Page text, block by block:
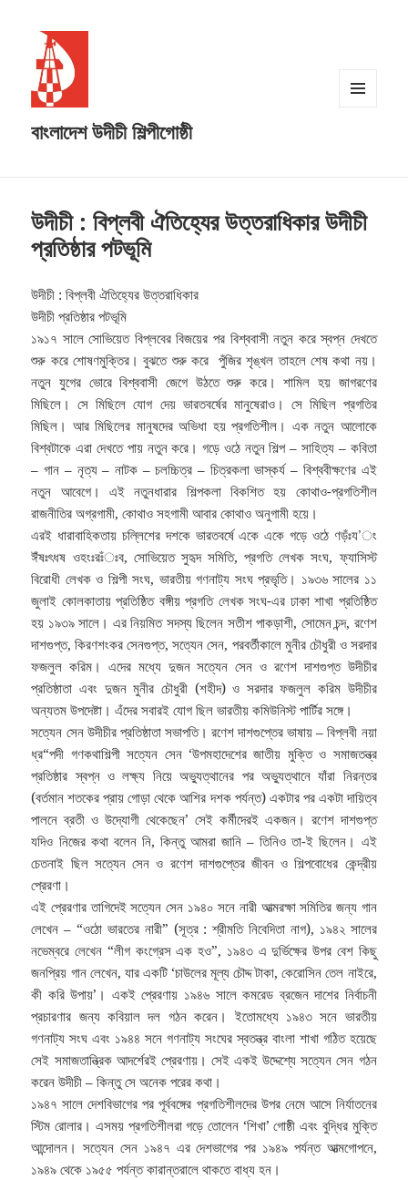
বাংলাদেশ উদীচী শিল্পীগোষ্ঠী
উদীচী : বিপ্লবী ঐতিহ্যের উত্তরাধিকার উদীচী
প্রতিষ্ঠার পটভূমি
উদীচী : বিপ্লবী ঐতিহ্যের উত্তরাধিকার
উদীচী প্রতিষ্ঠার পটভূমি
১৯১৭ সালে সোভিয়েত বিপ্লবের বিজয়ের পর বিশ্ববাসী নতুন করে স্বপ্ন দেখতে
শুরু করে শোষণমুক্তির। বুঝতে শুরু করে পুঁজির শৃঙ্খল তাহলে শেষ কথা নয়।
নতুন যুগের ভোরে বিশ্ববাসী জেগে উঠতে শুরু করে। শামিল হয় জাগরণের
মিছিলে।সে মিছিলে যোগ দেয় ভারতবর্ষের মানুষেরাও। সে মিছিল প্রগতির
মিছিল। আর মিছিলের মানুষদের অভিধা হয় প্রগতিশীল। এক নতুন আলোকে
বিশ্বটাকে এরা দেখতে পায় নতুন করে। গড়ে ওঠে নতুন শিল্প – সাহিত্য – কবিতা
– গান – নৃত্য – নাটক – চলচ্চিত্র – চিত্রকলা ভাস্কর্য – বিশ্ববীক্ষণের এই
নতুন আবেগে। এই নতুনধারার শিল্পকলা বিকশিত হয় কোথাও-প্রগতিশীল
রাজনীতির অগ্রগামী, কোথাও সহগামী আবার কোথাও অনুগামী হয়ে।
এরই ধারাবাহিকতায় চল্লিশের দশকে ভারতবর্ষে একে একে গড়ে ওঠে ণড়ঁঃয’ং
ঈঁষঃৎধষ ওহংঃরঃঁঃব, সোভিয়েত সুহৃদ সমিতি, প্রগতি লেখক সংঘ, ফ্যাসিস্ট
বিরোধী লেখক ও শিল্পী সংঘ, ভারতীয় গণনাট্য সংঘ প্রভৃতি। ১৯৩৬ সালের ১১
জুলাই কোলকাতায় প্রতিষ্ঠিত বঙ্গীয় প্রগতি লেখক সংঘ-এর ঢাকা শাখা প্রতিষ্ঠিত
হয় ১৯৩৯ সালে। এর নিয়মিত সদস্য ছিলেন সতীশ পাকড়াশী, সোমেন চন্দ, রণেশ
দাশগুপ্ত, কিরণশংকর সেনগুপ্ত, সত্যেন সেন, পরবর্তীকালে মুনীর চৌধুরী ও সরদার
ফজলুল করিম। এদের মধ্যে দুজন সত্যেন সেন ও রণেশ দাশগুপ্ত উদীচীর
প্রতিষ্ঠাতা এবং দুজন মুনীর চৌধুরী (শহীদ) ও সরদার ফজলুল করিম উদীচীর
অন্যতম উপদেষ্টা। এঁদের সবারই যোগ ছিল ভারতীয় কমিউনিস্ট পার্টির সঙ্গে।
সত্যেন সেন উদীচীর প্রতিষ্ঠাতা সভাপতি। রণেশ দাশগুপ্তের ভাষায় – বিপ্লবী নয়া
ধ্র“পদী গণকথাশিল্পী সত্যেন সেন ‘উপমহাদেশের জাতীয় মুক্তি ও সমাজতন্ত্র
প্রতিষ্ঠার স্বপ্ন ও লক্ষ্য নিয়ে অভ্যুত্থানের পর অভ্যুত্থানে যাঁরা নিরন্তর
(বর্তমান শতকের প্রায় গোড়া থেকে আশির দশক পর্যন্ত) একটার পর একটা দায়িত্ব
পালনে ব্রতী ও উদ্যোগী থেকেছেন’ সেই কর্মীদেরই একজন। রণেশ দাশগুপ্ত
যদিও নিজের কথা বলেন নি, কিন্তু আমরা জানি – তিনিও তা-ই ছিলেন। এই
চেতনাই ছিল সত্যেন সেন ও রণেশ দাশগুপ্তের জীবন ও শিল্পবোধের কেন্দ্রীয়
প্রেরণা।
এই প্রেরণার তাগিদেই সত্যেন সেন ১৯৪০ সনে নারী আত্মরক্ষা সমিতির জন্য গান
লেখেন – “ওঠো ভারতের নারী” (সূত্র : শ্রীমতি নিবেদিতা নাগ), ১৯৪২ সালের
নভেম্বরে লেখেন “লীগ কংগ্রেস এক হও”, ১৯৪৩ এ দুর্ভিক্ষের উপর বেশ কিছু
জনপ্রিয় গান লেখেন, যার একটি ‘চাউলের মূল্য চৌদ্দ টাকা, কেরোসিন তেল নাইরে,
কী করি উপায়’। একই প্রেরণায় ১৯৪৬ সালে কমরেড ব্রজেন দাশের নির্বাচনী
প্রচারণার জন্য কবিয়াল দল গঠন করেন। ইতোমধ্যে ১৯৪৩ সনে ভারতীয়
গণনাট্য সংঘ এবং ১৯৪৪ সনে গণনাট্য সংঘের স্বতন্ত্র বাংলা শাখা গঠিত হয়েছে
সেই সমাজতান্ত্রিক আদর্শেরই প্রেরণায়। সেই একই উদ্দেশ্যে সত্যেন সেন গঠন
করেন উদীচী – কিন্তু সে অনেক পরের কথা।
১৯৪৭ সালে দেশবিভাগের পর পূর্ববঙ্গের প্রগতিশীলদের উপর নেমে আসে নির্যাতনের
স্টিম রোলার। এসময় প্রগতিশীলরা গড়ে তোলেন ‘শিখা’ গোষ্ঠী এবং বুদ্ধির মুক্তি
আন্দোলন। সত্যেন সেন ১৯৪৭ এর দেশভাগের পর ১৯৪৯ পর্যন্ত আত্মগোপনে,
১৯৪৯ থেকে ১৯৫৫ পর্যন্ত কারান্তরালে থাকতে বাধ্য হন।